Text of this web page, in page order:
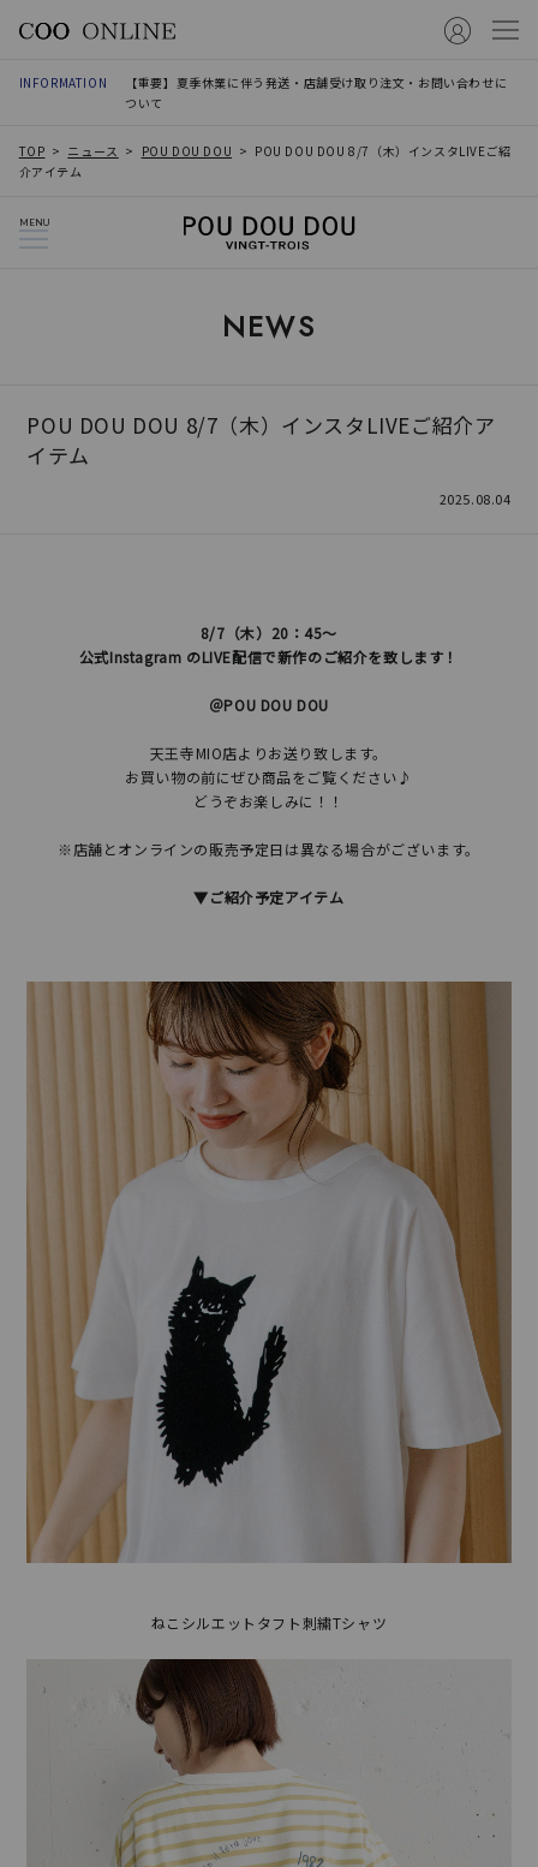
INFORMATION
【重要】夏季休業に伴う発送・店舗受け取り注文・お問い合わせに
ついて
TOP ニュース POU DOU DOU
POU DOU DOU 8/7（木）インスタLIVEご紹
介アイテム
MENU
NEWS
POU DOU DOU 8/7（木）インスタLIVEご紹介ア
イテム
2025.08.04
8/7（木） 20：45～
公式Instagram のLIVE配信で新作のご紹介を致します！
＠POU DOU DOU
天王寺MIO店よりお送り致します。
お買い物の前にぜひ商品をご覧ください♪
どうぞお楽しみに！！
※店舗とオンラインの販売予定日は異なる場合がございます。
▼ご紹介予定アイテム
ねこシルエットタフト刺繍Tシャツ